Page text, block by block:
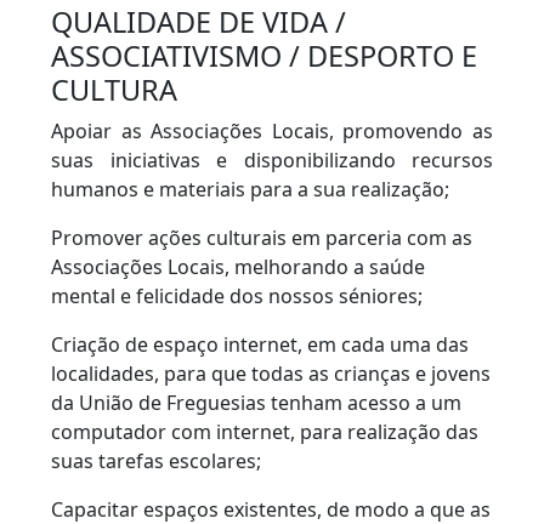
QUALIDADE DE VIDA /
ASSOCIATIVISMO / DESPORTO E
CULTURA
Apoiar as Associações Locais, promovendo as
suas iniciativas e disponibilizando recursos
humanos e materiais para a sua realização;
Promover ações culturais em parceria com as
Associações Locais, melhorando a saúde
mental e felicidade dos nossos séniores;
Criação de espaço internet, em cada uma das
localidades, para que todas as crianças e jovens
da União de Freguesias tenham acesso a um
computador com internet, para realização das
suas tarefas escolares;
Capacitar espaços existentes, de modo a que as